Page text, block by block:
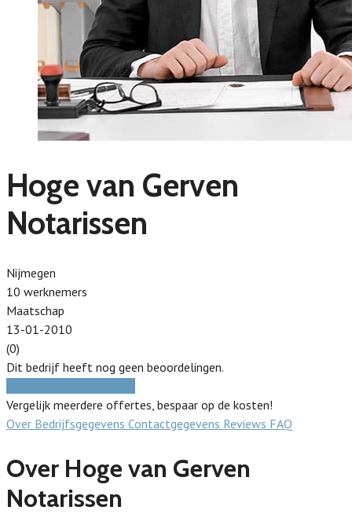
Hoge van Gerven
Notarissen
Nijmegen
10 werknemers
Maatschap
13-01-2010
(0)
Dit bedrijf heeft nog geen beoordelingen.
Vergelijk meerdere offertes, bespaar op de kosten!
Over Bedrijfsgegevens Contactgegevens Reviews FAQ
Over Hoge van Gerven
Notarissen